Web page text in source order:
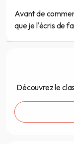
Avant de
que je l'écris de
Découvrez le